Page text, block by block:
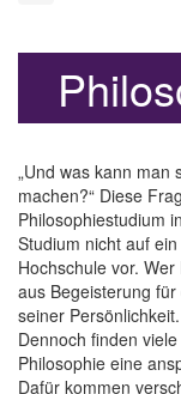
„Und was kann man
machen?“ Diese
Philosophiestudium
Studium nicht auf
Hochschule vor.
aus Begeisterung
seiner Persönlichkeit.
Dennoch finden
Philosophie eine
Dafür kommen